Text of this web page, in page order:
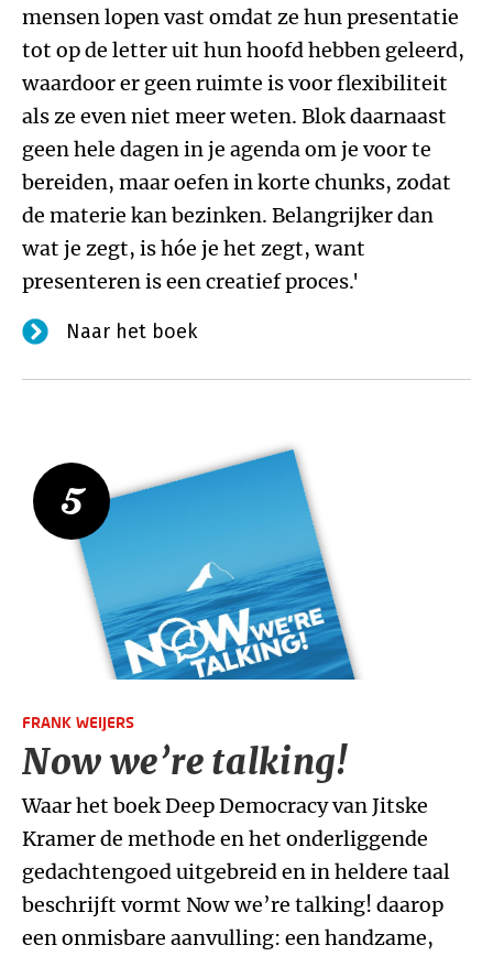
mensen lopen vast omdat ze hun presentatie
tot op de letter uit hun hoofd hebben geleerd,
waardoor er geen ruimte is voor flexibiliteit
als ze even niet meer weten. Blok daarnaast
geen hele dagen in je agenda om je voor te
bereiden, maar oefen in korte chunks, zodat
de materie kan bezinken. Belangrijker dan
wat je zegt, is hóe je het zegt, want
presenteren is een creatief proces.'
Naar het boek
FRANK WEIJERS
Now we’re talking!
Waar het boek Deep Democracy van Jitske
Kramer de methode en het onderliggende
gedachtengoed uitgebreid en in heldere taal
beschrijft vormt Now we’re talking! daarop
een onmisbare aanvulling: een handzame,
5